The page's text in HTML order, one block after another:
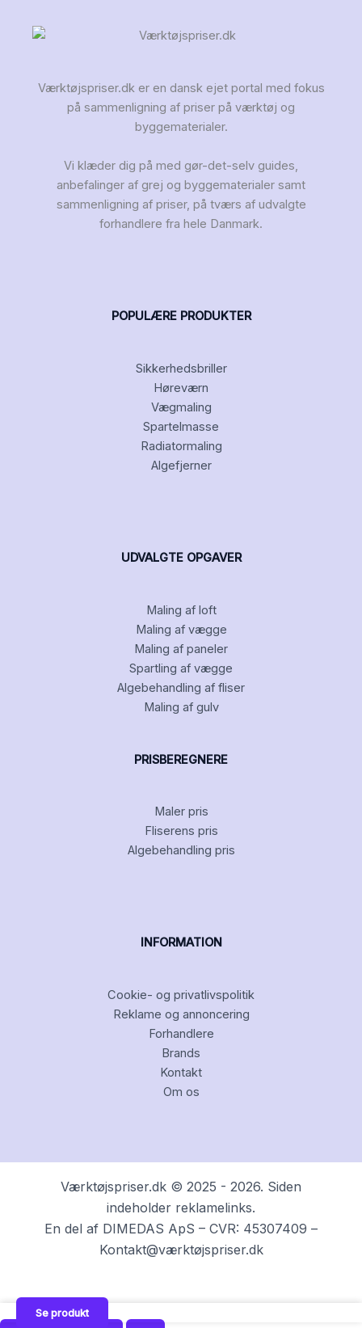
Værktøjspriser.dk er en dansk ejet portal med fokus
på sammenligning af priser på værktøj og
byggematerialer.
Vi klæder dig på med gør-det-selv guides,
anbefalinger af grej og byggematerialer samt
sammenligning af priser, på tværs af udvalgte
forhandlere fra hele Danmark.
POPULÆRE PRODUKTER
Sikkerhedsbriller
Høreværn
Vægmaling
Spartelmasse
Radiatormaling
Algefjerner
UDVALGTE OPGAVER
Maling af loft
Maling af vægge
Maling af paneler
Spartling af vægge
Algebehandling af fliser
Maling af gulv
PRISBEREGNERE
Maler pris
Fliserens pris
Algebehandling pris
INFORMATION
Cookie- og privatlivspolitik
Reklame og annoncering
Forhandlere
Brands
Kontakt
Om os
Værktøjspriser.dk © 2025 - 2026. Siden
indeholder reklamelinks.
En del af DIMEDAS ApS – CVR: 45307409 –
Kontakt@værktøjspriser.dk
Se produkt